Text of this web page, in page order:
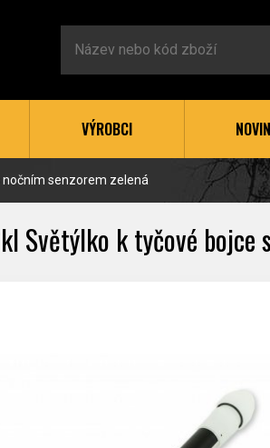
VÝROBCI
nočním senzorem zelená
Světýlko k tyčové bojce